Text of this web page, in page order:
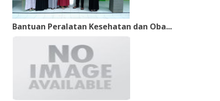
Bantuan Peralatan Kesehatan dan Oba...